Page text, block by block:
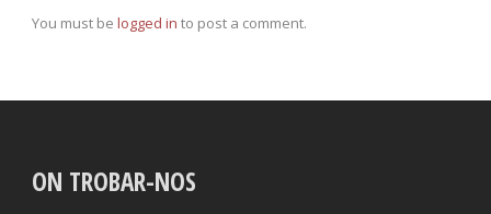
You must be logged in to post a comment.
ON TROBAR-NOS